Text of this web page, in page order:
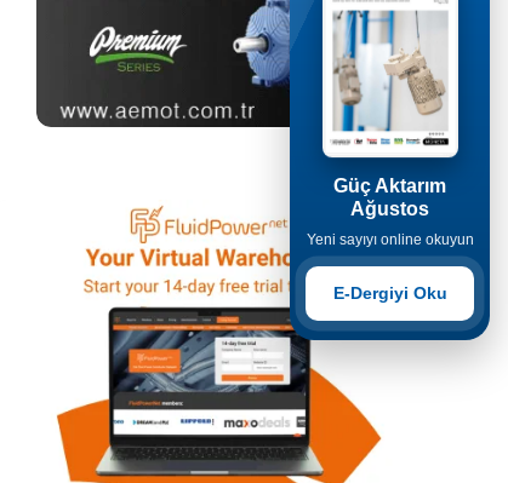
Güç Aktarım
Ağustos
Yeni sayıyı online okuyun
E-Dergiyi Oku